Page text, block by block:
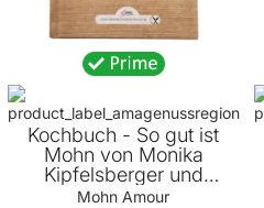
Kochbuch - So gut ist
Mohn von Monika
Kipfelsberger und
Rosemarie
Mohn Amour